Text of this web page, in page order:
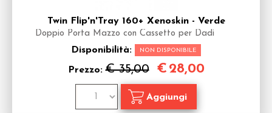
Twin Flip'n'Tray 160+ Xenoskin - Verde
Doppio Porta Mazzo con Cassetto per Dadi
Disponibilità: NON DISPONIBILE
Prezzo:€ 35,00 € 28,00